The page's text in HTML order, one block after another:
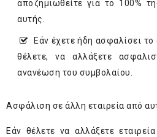
αποζημιωθείτε για το 100%
αυτής.
Εάν έχετε ήδη ασφαλίσει
θέλετε, να αλλάξετε
ανανέωση του συμβολαίου.
Ασφάλιση σε άλλη εταιρεία από
Εάν θέλετε να αλλάξετε